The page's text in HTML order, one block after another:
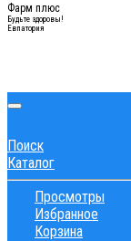
Фарм плюс
Будьте здоровы!
Евпатория
Поиск
Каталог
Просмотры
Избранное
Корзина